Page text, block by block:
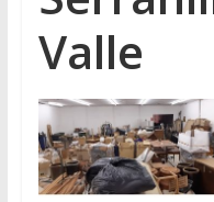
Valle